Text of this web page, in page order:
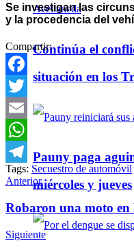
Continúa el
situación en los
Pauny paga
miércoles y jueves
Se investigan las
y la procedencia del
Compartir:
Facebook
Twitter
Email
WhatsApp
Telegram
Tags: Secuestro de automóvil
Anterior
Robaron una moto
Siguiente